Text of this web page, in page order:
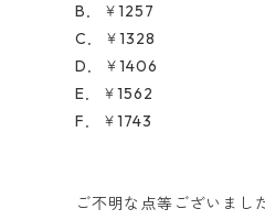
B．￥1257
C．￥1328
D．￥1406
E．￥1562
F．￥1743
ご不明な点等ございまし